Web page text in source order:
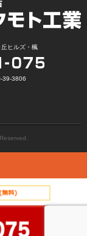
ヒルズ・楓
3806